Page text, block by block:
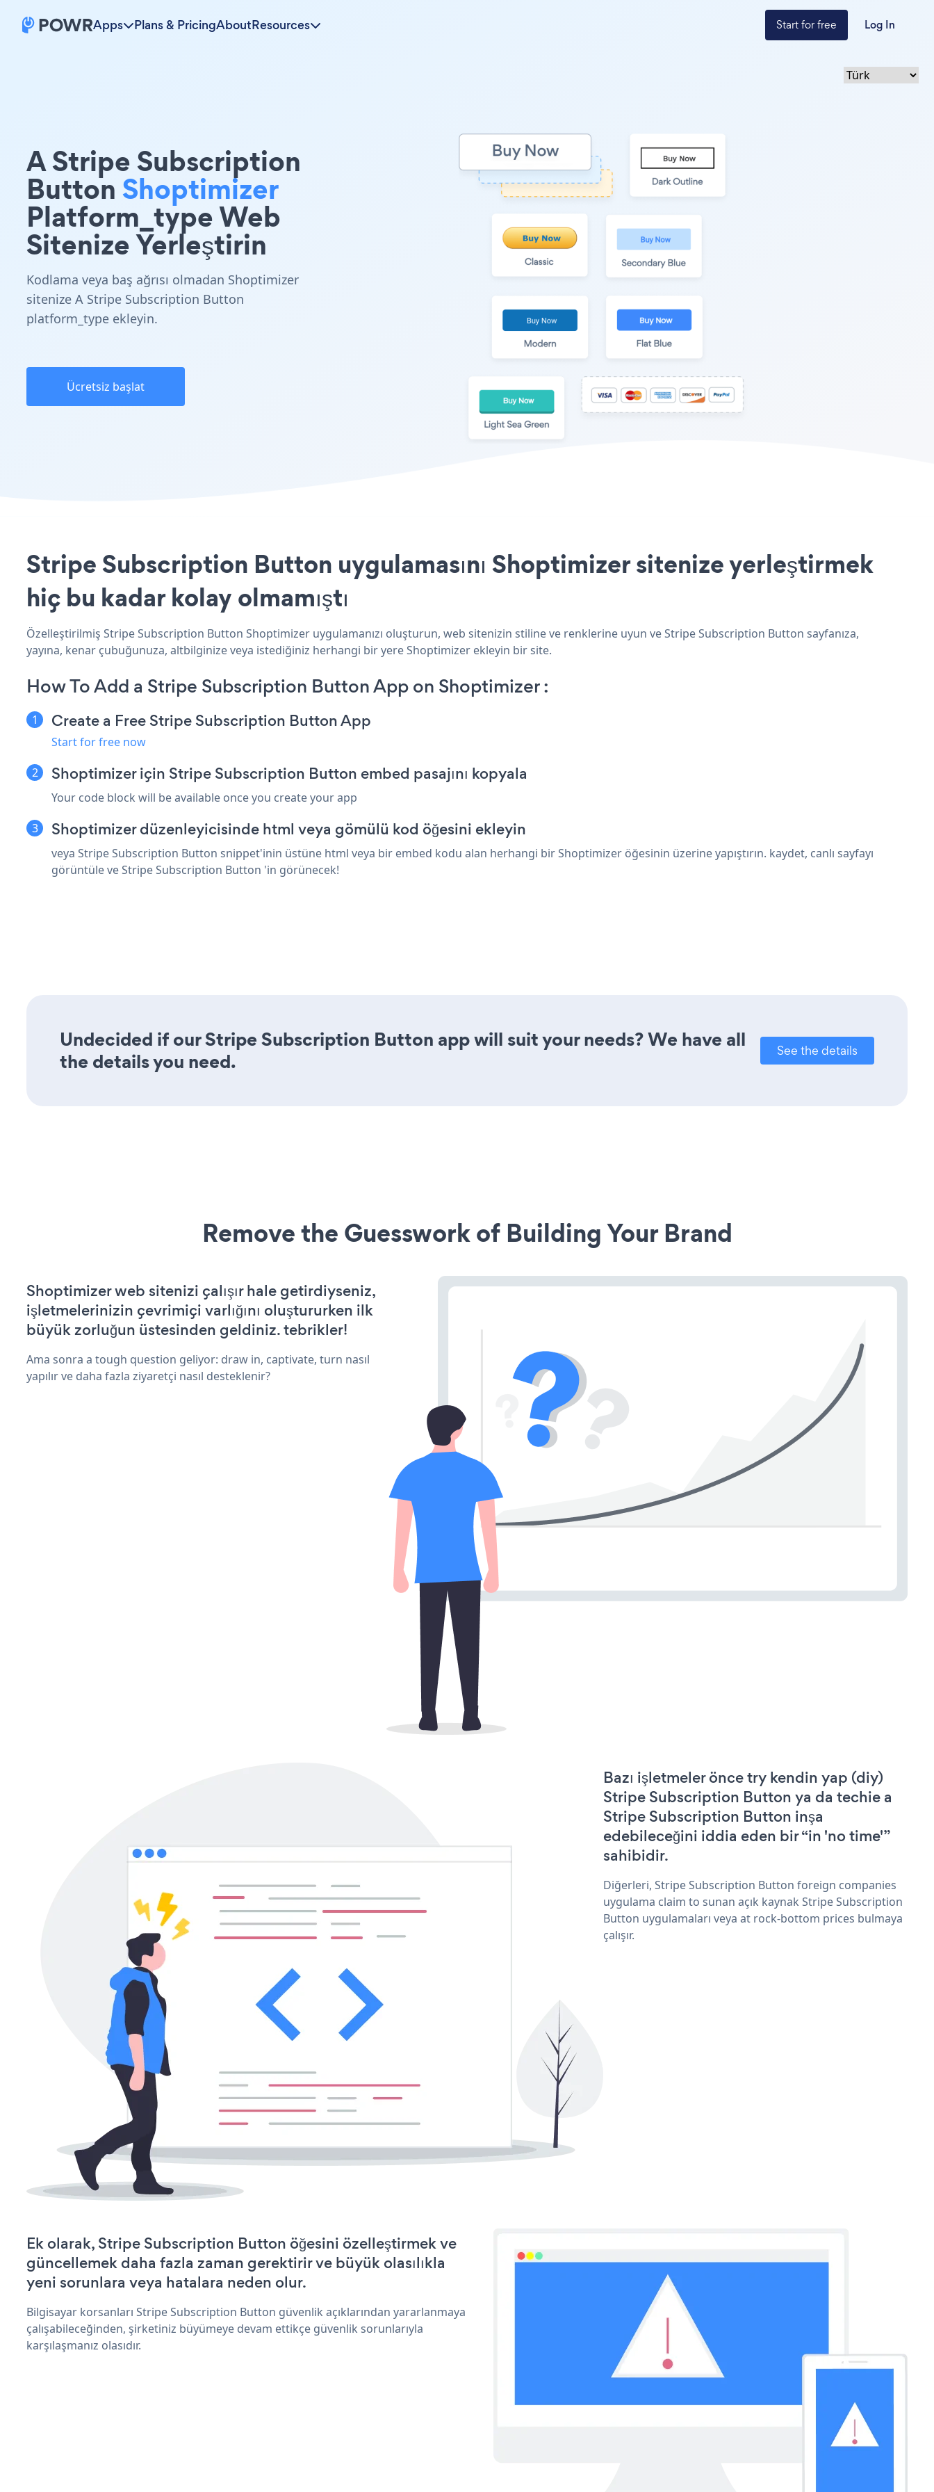
Apps Plans & PricingAboutResources Start for free Log In
A Stripe Subscription
Button Shoptimizer
Platform_type Web
Sitenize Yerleştirin
Kodlama veya baş ağrısı olmadan Shoptimizer
sitenize A Stripe Subscription Button
platform_type ekleyin.
Ücretsiz başlat
Stripe Subscription Button uygulamasını Shoptimizer sitenize yerleştirmek
hiç bu kadar kolay olmamıştı
Özelleştirilmiş Stripe Subscription Button Shoptimizer uygulamanızı oluşturun, web sitenizin stiline ve renklerine uyun ve Stripe Subscription Button sayfanıza,
yayına, kenar çubuğunuza, altbilginize veya istediğiniz herhangi bir yere Shoptimizer ekleyin bir site.
How To Add a Stripe Subscription Button App on Shoptimizer :
Create a Free Stripe Subscription Button App
Start for free now
Shoptimizer için Stripe Subscription Button embed pasajını kopyala
Your code block will be available once you create your app
Shoptimizer düzenleyicisinde html veya gömülü kod öğesini ekleyin
veya Stripe Subscription Button snippet'inin üstüne html veya bir embed kodu alan herhangi bir Shoptimizer öğesinin üzerine yapıştırın. kaydet, canlı sayfayı
görüntüle ve Stripe Subscription Button 'in görünecek!
Undecided if our Stripe Subscription Button app will suit your needs? We have all
the details you need.
See the details
Remove the Guesswork of Building Your Brand
Shoptimizer web sitenizi çalışır hale getirdiyseniz,
işletmelerinizin çevrimiçi varlığını oluştururken ilk
büyük zorluğun üstesinden geldiniz. tebrikler!
Ama sonra a tough question geliyor: draw in, captivate, turn nasıl
yapılır ve daha fazla ziyaretçi nasıl desteklenir?
Bazı işletmeler önce try kendin yap (diy)
Stripe Subscription Button ya da techie a
Stripe Subscription Button inşa
edebileceğini iddia eden bir “in 'no time'”
sahibidir.
Diğerleri, Stripe Subscription Button foreign companies
uygulama claim to sunan açık kaynak Stripe Subscription
Button uygulamaları veya at rock-bottom prices bulmaya
çalışır.
Ek olarak, Stripe Subscription Button öğesini özelleştirmek ve
güncellemek daha fazla zaman gerektirir ve büyük olasılıkla
yeni sorunlara veya hatalara neden olur.
Bilgisayar korsanları Stripe Subscription Button güvenlik açıklarından yararlanmaya
çalışabileceğinden, şirketiniz büyümeye devam ettikçe güvenlik sorunlarıyla
karşılaşmanız olasıdır.